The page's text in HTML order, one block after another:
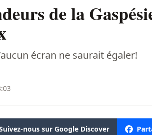
de la
écran ne saurait égaler!
nous sur Google Discover